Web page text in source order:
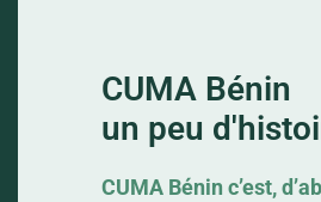
LA
SOJA
CUMA Bénin
un peu
CUMA Bénin c’est,